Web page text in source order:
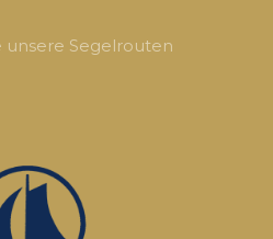
unsere Segelrouten